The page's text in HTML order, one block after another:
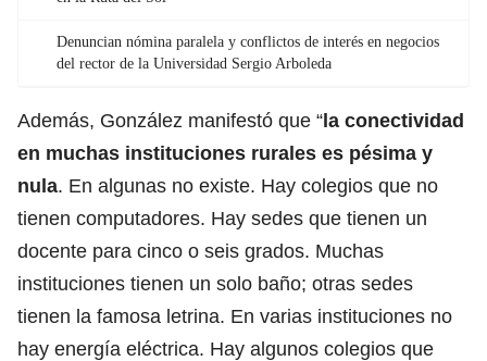
Denuncian nómina paralela y conflictos de interés en negocios
del rector de la Universidad Sergio Arboleda
Además, González manifestó que “la conectividad
en muchas instituciones rurales es pésima y
nula. En algunas no existe. Hay colegios que no
tienen computadores. Hay sedes que tienen un
docente para cinco o seis grados. Muchas
instituciones tienen un solo baño; otras sedes
tienen la famosa letrina. En varias instituciones no
hay energía eléctrica. Hay algunos colegios que